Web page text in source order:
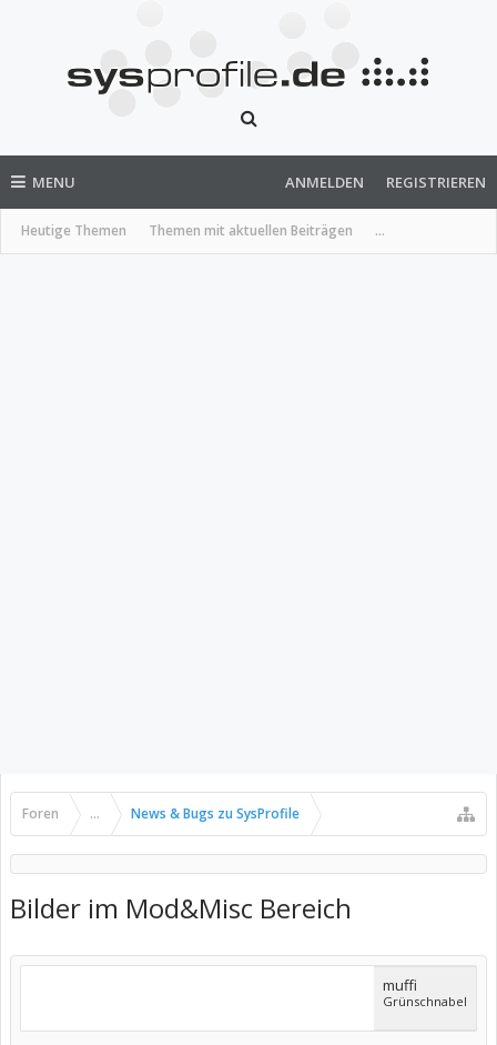
MENU
Heutige Themen Themen mit aktuellen Beiträgen ...
ANMELDEN REGISTRIEREN
Foren ... News & Bugs zu SysProfile
Bilder im Mod&Misc Bereich
muffi
Grünschnabel